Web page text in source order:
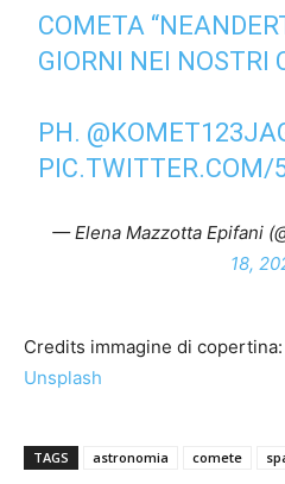
COMETA
GIORNI NEI NOSTRI
PH.
— Elena Mazzotta Epifani
18,
Credits immagine di copertina:
Unsplash
TAGS astronomia comete